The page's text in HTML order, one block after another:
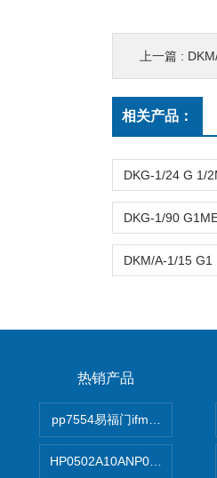
上一篇 :
相关产品：
热销产品
pp7554易福门ifm传感器
HP0502A10ANP01滤芯 Mp